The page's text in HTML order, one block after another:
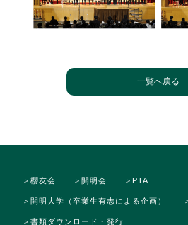
一覧へ戻る
＞櫻友会 ＞開明会 ＞PTA
＞開明大学（卒業生有志による企画）
＞書類ダウンロード・発行